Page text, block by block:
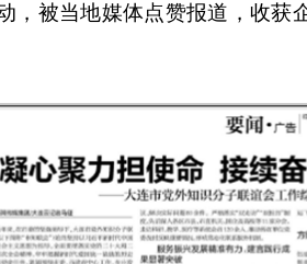
，被当地媒体点赞报道，收获